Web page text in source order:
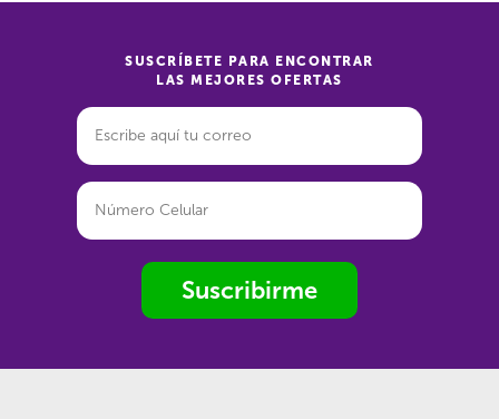
SUSCRÍBETE PARA ENCONTRAR
LAS MEJORES OFERTAS
Suscribirme